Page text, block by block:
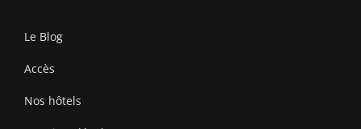
Le Blog
Accès
Nos hôtels